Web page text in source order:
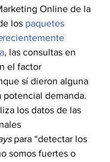
Online de la
los paquetes
recientemente
, las consultas en
el factor
sí dieron alguna
potencial demanda.
los datos de las
para “detectar los
somos fuertes o